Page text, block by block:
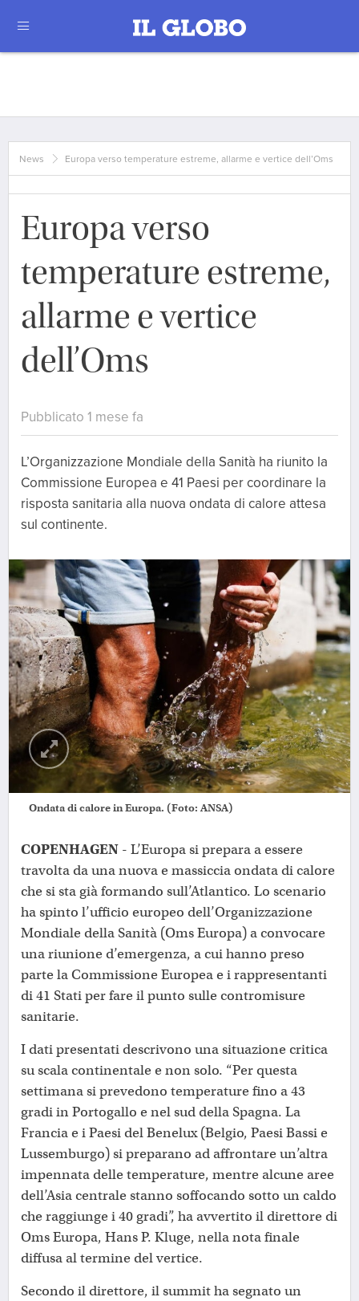
News Europa verso temperature estreme, allarme e vertice dell’Oms
Europa verso
temperature estreme,
allarme e vertice
dell’Oms
Pubblicato 1 mese fa
L’Organizzazione Mondiale della Sanità ha riunito la
Commissione Europea e 41 Paesi per coordinare la
risposta sanitaria alla nuova ondata di calore attesa
sul continente.
Ondata di calore in Europa. (Foto: ANSA)
COPENHAGEN - L’Europa si prepara a essere
travolta da una nuova e massiccia ondata di calore
che si sta già formando sull’Atlantico. Lo scenario
ha spinto l’ufficio europeo dell’Organizzazione
Mondiale della Sanità (Oms Europa) a convocare
una riunione d’emergenza, a cui hanno preso
parte la Commissione Europea e i rappresentanti
di 41 Stati per fare il punto sulle contromisure
sanitarie.
I dati presentati descrivono una situazione critica
su scala continentale e non solo. “Per questa
settimana si prevedono temperature fino a 43
gradi in Portogallo e nel sud della Spagna. La
Francia e i Paesi del Benelux (Belgio, Paesi Bassi e
Lussemburgo) si preparano ad affrontare un’altra
impennata delle temperature, mentre alcune aree
dell’Asia centrale stanno soffocando sotto un caldo
che raggiunge i 40 gradi”, ha avvertito il direttore di
Oms Europa, Hans P. Kluge, nella nota finale
diffusa al termine del vertice.
Secondo il direttore, il summit ha segnato un